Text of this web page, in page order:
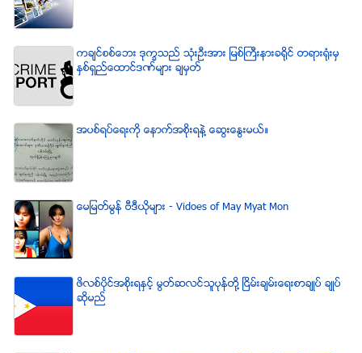
ကခ်င္စစ္ေဘး ဒုကၡသည္ သံုးဦးအား ျမစ္ႀကီးနားခရိုင္ တရားရံုးမွ
ႏွစ္ရွည္ေထာင္ဒဏ္မ်ား ခ်မွတ္
အပစ္ရပ္ေရးကို ေနာက္အစိုးရနဲ႔ ေဆြးေႏြးမယ္။
ေမျမတ္မြန္ ဗီဒီယုိမ်ား - Vidoes of May Myat Mon
ဖိလစ္ပိုင္အစိုးရႏွင့္ မြတ္ဆလင္သူပုန္တို႔ ၿငိမ္းခ်မ္းေရးစာခ်ဳပ္ ခ်ဳပ္
ဆိုမည္